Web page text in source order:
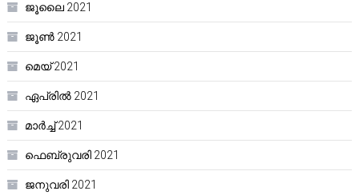
ജൂലൈ 2021
ജൂൺ 2021
മെയ്‌ 2021
ഏപ്രിൽ 2021
മാർച്ച്‌ 2021
ഫെബ്രുവരി 2021
ജനുവരി 2021